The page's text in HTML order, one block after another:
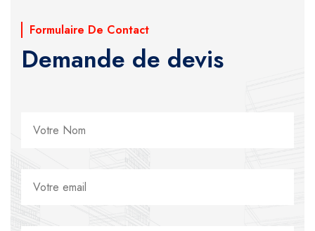
Formulaire De Contact
Demande de devis